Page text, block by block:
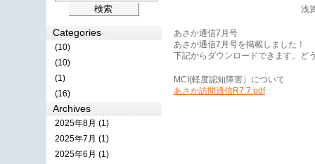
浅
あさか通信7月号
あさか通信7月号を掲載しました！
下記からダウンロードできます。ど
MCI(軽度認知障害）について
あさか訪問通信R7.7.pdf
Categories
(10)
(10)
(1)
(16)
Archives
2025年8月 (1)
2025年7月 (1)
2025年6月 (1)